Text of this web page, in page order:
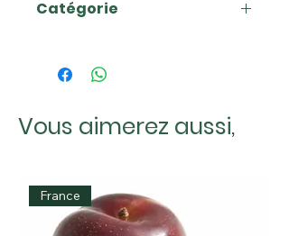
Catégorie
Vous aimerez aussi,
France